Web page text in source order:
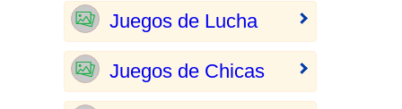
Juegos de Lucha
Juegos de Chicas